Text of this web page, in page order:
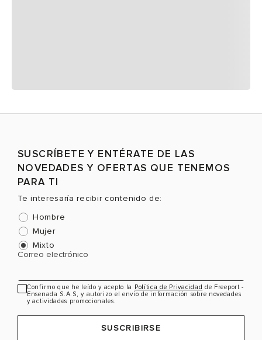
SUSCRÍBETE Y ENTÉRATE DE LAS
NOVEDADES Y OFERTAS QUE TENEMOS
PARA TI
Te interesaría recibir contenido de:
Hombre
Mujer
Mixto
Correo electrónico
Confirmo que he leído y acepto la Política de Privacidad de Freeport -
Ensenada S.A.S, y autorizo el envío de información sobre novedades
y actividades promocionales.
SUSCRIBIRSE